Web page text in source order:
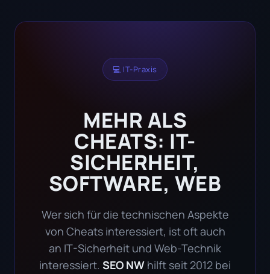
💻 IT-Praxis
MEHR ALS
CHEATS: IT-
SICHERHEIT,
SOFTWARE, WEB
Wer sich für die technischen Aspekte
von Cheats interessiert, ist oft auch
an IT-Sicherheit und Web-Technik
interessiert. SEO NW hilft seit 2012 bei